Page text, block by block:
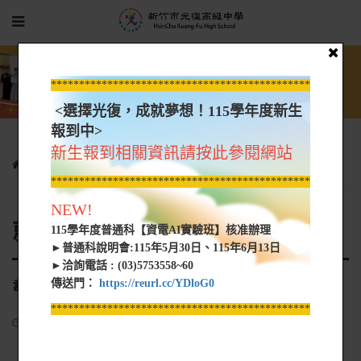
學生園地 就業快訊 韋耀餐飲有限公司-就業快訊
就業快訊
韋耀餐飲有限公司-就業快訊
*****************************************************
<選擇光復，成就夢想！115學年度新生
報到中>
新生報到相關資訊請按此參閱網站
*****************************************************
NEW!
115學年度普通科【資電AI實驗班】核准辦理
►普通科說明會:115年5月30日、115年6月13日
►洽詢電話 : (03)5753558~60
傳送門： https://reurl.cc/YDloG0
*****************************************************